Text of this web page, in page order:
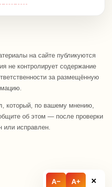
A− A+ ×
на сайте публикуются
не контролирует содержание
за размещённую
который, по вашему мнению,
об этом — после проверки
или исправлен.